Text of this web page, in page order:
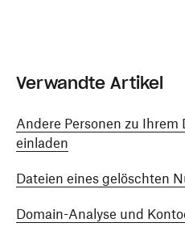
Verwandte Artikel
Andere Personen zu Ihrem
einladen
Dateien eines gelöschten
Domain-Analyse und